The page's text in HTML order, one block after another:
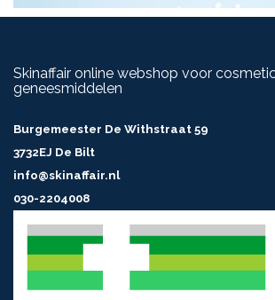
Skinaffair online webshop voor
geneesmiddelen
Burgemeester De Withstraat 59
3732EJ De Bilt
info@skinaffair.nl
030-2204008